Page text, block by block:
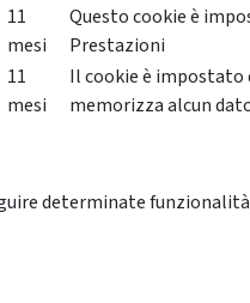
11
mesi
Questo cookie è
Prestazioni
11
mesi
Il cookie è impostato
memorizza alcun
determinate